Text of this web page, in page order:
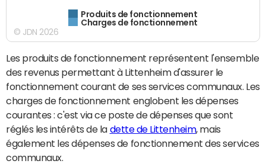
Produits de fonctionnement
Charges de fonctionnement
© JDN 2026
Les produits de fonctionnement représentent l'ensemble
des revenus permettant à Littenheim d'assurer le
fonctionnement courant de ses services communaux. Les
charges de fonctionnement englobent les dépenses
courantes : c'est via ce poste de dépenses que sont
réglés les intérêts de la dette de Littenheim, mais
également les dépenses de fonctionnement des services
communaux.